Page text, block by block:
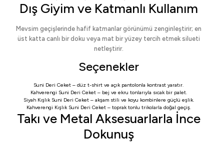
Dış Giyim ve Katmanlı Kullanım
Mevsim geçişlerinde hafif katmanlar görünümü zenginleştirir; en
üst katta canlı bir doku veya mat bir yüzey tercih etmek silueti
netleştirir.
Seçenekler
Suni Deri Ceket – düz t-shirt ve açık pantolonla kontrast yaratır.
Kahverengi Suni Deri Ceket– bej ve ekru tonlarıyla sıcak bir palet.
Siyah Kışlık Suni Deri Ceket– akşam stili ve koyu kombinlere güçlü eşlik.
Kahverengi Kışlık Suni Deri Ceket– toprak tonlu trikolarla doğal geçiş.
Takı ve Metal Aksesuarlarla İnce
Dokunuş